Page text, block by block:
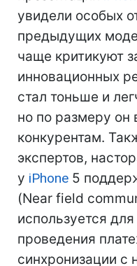
увидели особых
предыдущих
чаще критикуют
инновационных
стал тоньше и
но по размеру он
конкурентам.
экспертов,
у iPhone 5
(Near field
используется
проведения
синхронизации с